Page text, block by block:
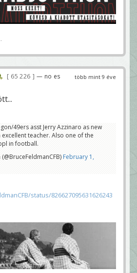
több mint 9 éve
65 226
— no es
49ers asst Jerry Azzinaro as new
excellent teacher. Also one of the
in football.
February 1,
status/826627095631626243